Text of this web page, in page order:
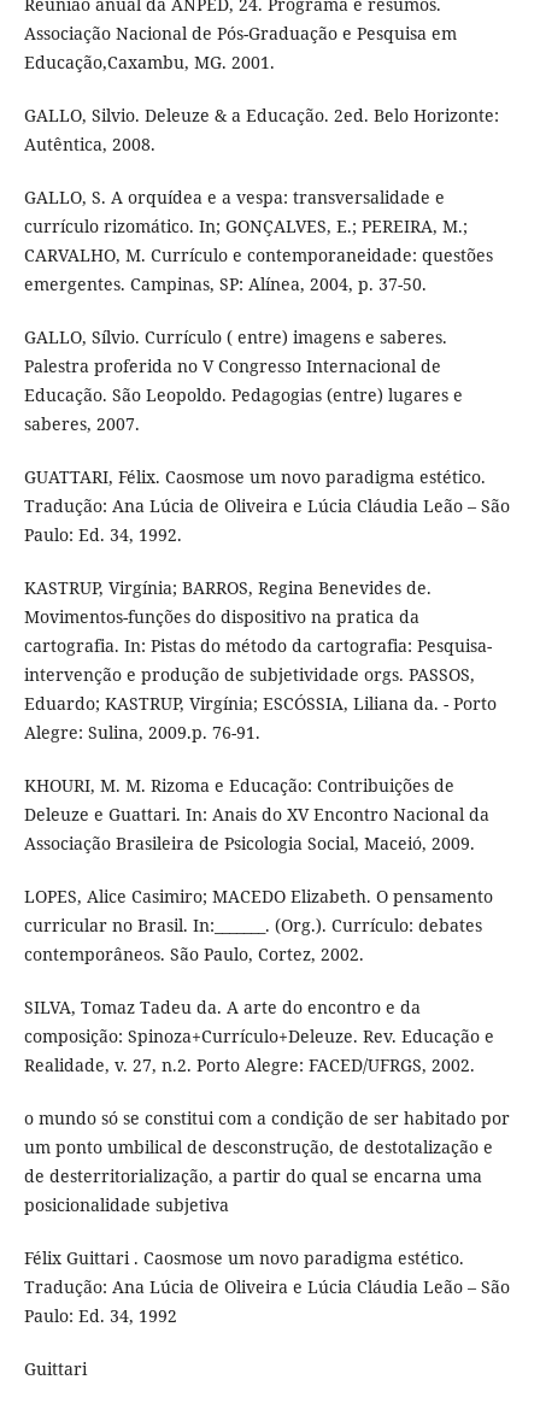
Associação Nacional de Pós-Graduação e Pesquisa em
Educação,Caxambu, MG. 2001.
GALLO, Silvio. Deleuze & a Educação. 2ed. Belo Horizonte:
Autêntica, 2008.
GALLO, S. A orquídea e a vespa: transversalidade e
currículo rizomático. In; GONÇALVES, E.; PEREIRA, M.;
CARVALHO, M. Currículo e contemporaneidade: questões
emergentes. Campinas, SP: Alínea, 2004, p. 37-50.
GALLO, Sílvio. Currículo ( entre) imagens e saberes.
Palestra proferida no V Congresso Internacional de
Educação. São Leopoldo. Pedagogias (entre) lugares e
saberes, 2007.
GUATTARI, Félix. Caosmose um novo paradigma estético.
Tradução: Ana Lúcia de Oliveira e Lúcia Cláudia Leão – São
Paulo: Ed. 34, 1992.
KASTRUP, Virgínia; BARROS, Regina Benevides de.
Movimentos-funções do dispositivo na pratica da
cartografia. In: Pistas do método da cartografia: Pesquisa-
intervenção e produção de subjetividade orgs. PASSOS,
Eduardo; KASTRUP, Virgínia; ESCÓSSIA, Liliana da. - Porto
Alegre: Sulina, 2009.p. 76-91.
KHOURI, M. M. Rizoma e Educação: Contribuições de
Deleuze e Guattari. In: Anais do XV Encontro Nacional da
Associação Brasileira de Psicologia Social, Maceió, 2009.
LOPES, Alice Casimiro; MACEDO Elizabeth. O pensamento
curricular no Brasil. In:_______. (Org.). Currículo: debates
contemporâneos. São Paulo, Cortez, 2002.
SILVA, Tomaz Tadeu da. A arte do encontro e da
composição: Spinoza+Currículo+Deleuze. Rev. Educação e
Realidade, v. 27, n.2. Porto Alegre: FACED/UFRGS, 2002.
o mundo só se constitui com a condição de ser habitado por
um ponto umbilical de desconstrução, de destotalização e
de desterritorialização, a partir do qual se encarna uma
posicionalidade subjetiva
Félix Guittari . Caosmose um novo paradigma estético.
Tradução: Ana Lúcia de Oliveira e Lúcia Cláudia Leão – São
Paulo: Ed. 34, 1992
Guittari